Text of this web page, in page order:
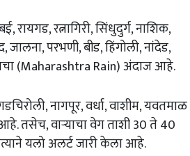
रायगड, रत्नागिरी, सिंधुदुर्ग, नाशिक,
परभणी, बीड, हिंगोली, नांदेड,
(Maharashtra Rain) अंदाज आहे.
नागपूर, वर्धा, वाशीम, यवतमाळ
तसेच, वाऱ्याचा वेग ताशी 30 ते 40
यलो अलर्ट जारी केला आहे.